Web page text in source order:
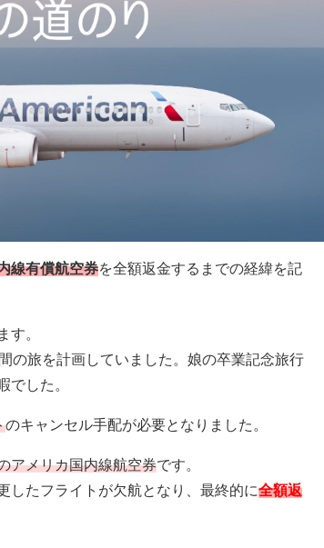
線有償航空券を全額返金するまでの経緯を記
す。
の旅を計画していました。娘の卒業記念旅行
でした。
のキャンセル手配が必要となりました。
アメリカ国内線航空券です。
したフライトが欠航となり、最終的に全額返